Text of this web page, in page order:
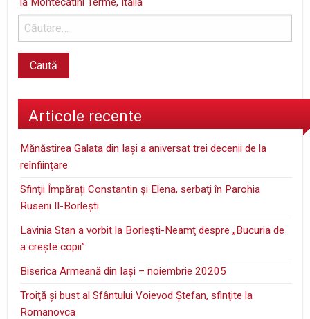
Articole recente
Mănăstirea Galata din Iaşi a aniversat trei decenii de la
reînfiinţare
Sfinţii Împărați Constantin și Elena, serbaţi în Parohia
Ruseni II-Borleşti
Lavinia Stan a vorbit la Borleşti-Neamţ despre „Bucuria de
a creşte copii”
Biserica Armeană din Iași – noiembrie 20205
Troiţă şi bust al Sfântului Voievod Ştefan, sfinţite la
Romanovca